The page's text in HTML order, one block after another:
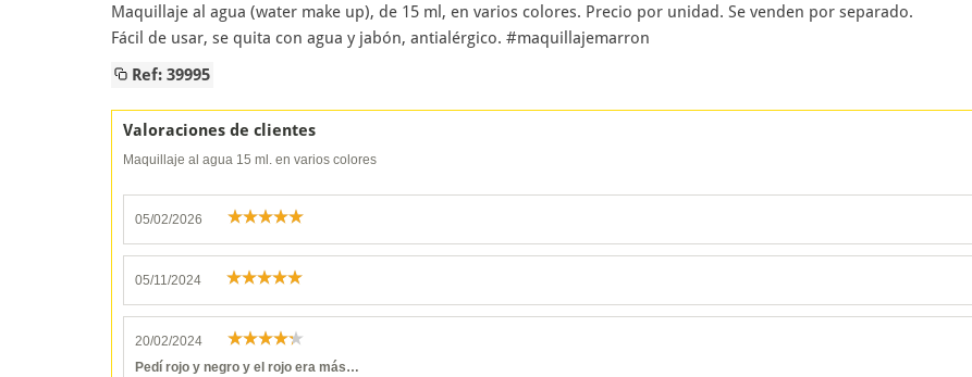
Maquillaje al agua (water make up), de 15 ml, en varios colores. Precio por unidad. Se venden por separado.
Fácil de usar, se quita con agua y jabón, antialérgico. #maquillajemarron
Ref: 39995
Valoraciones de clientes
Maquillaje al agua 15 ml. en varios colores
05/02/2026
05/11/2024
20/02/2024
Pedí rojo y negro y el rojo era más…